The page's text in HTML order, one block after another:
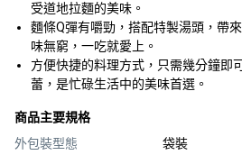
受道地拉麵的美味。
麵條Q彈有嚼勁，搭配特製湯頭，帶
味無窮，一吃就愛上。
方便快捷的料理方式，只需幾分鐘即
蕾，是忙碌生活中的美味首選。
商品主要規格
外包裝型態
袋裝